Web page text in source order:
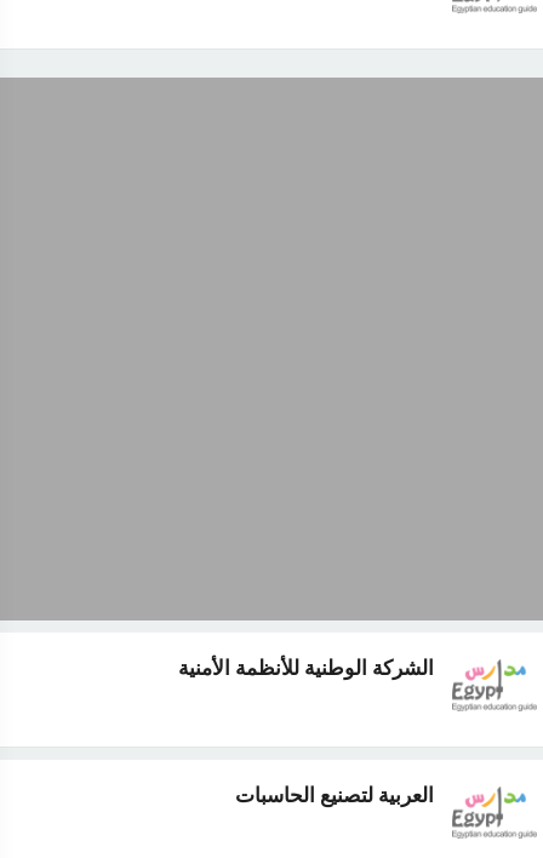
الشركة الوطنية للأنظمة الأمنية
العربية لتصنيع الحاسبات